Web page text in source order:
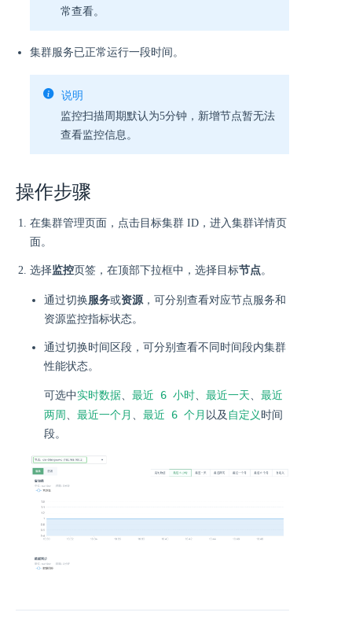
常查看。
集群服务已正常运行一段时间。
说明
监控扫描周期默认为5分钟，新增节点暂无法
查看监控信息。
操作步骤
在集群管理页面，点击目标集群 ID，进入集群详情页
面。
选择监控页签，在顶部下拉框中，选择目标节点。
通过切换服务或资源，可分别查看对应节点服务和
资源监控指标状态。
通过切换时间区段，可分别查看不同时间段内集群
性能状态。
可选中 实时数据、 最近 6 小时、 最近一天、 最近
两周 、 最近一个月 、 最近 6 个月 以及 自定义 时间
段。